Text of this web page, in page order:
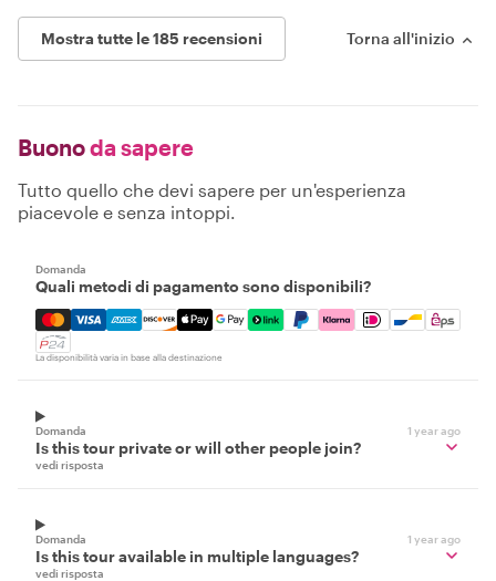
Mostra tutte le 185 recensioni Torna all'inizio
Buonoda sapere
Tutto quello che devi sapere per un'esperienza
piacevole e senza intoppi.
Domanda
Quali metodi di pagamento sono disponibili?
Mastercard, Visa, Amex, Discover, Apple Pay, Google
La disponibilità varia in base alla destinazione
Domanda 1 year ago
Is this tour private or will other people join?
vedi risposta
Domanda 1 year ago
Is this tour available in multiple languages?
vedi risposta